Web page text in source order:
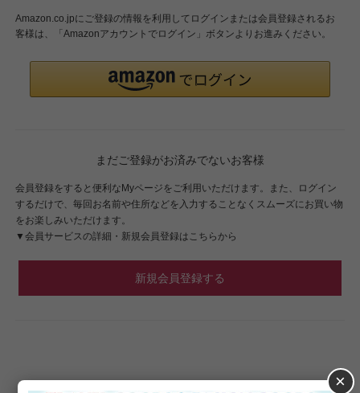
Amazon.co.jpにご登録の情報を利用してログインまたは会員登録されるお
客様は、「Amazonアカウントでログイン」ボタンよりお進みください。
まだご登録がお済みでないお客様
会員登録をすると便利なMyページをご利用いただけます。また、ログイン
するだけで、毎回お名前や住所などを入力することなくスムーズにお買い物
をお楽しみいただけます。
▼会員サービスの詳細・新規会員登録はこちらから
新規会員登録する
×